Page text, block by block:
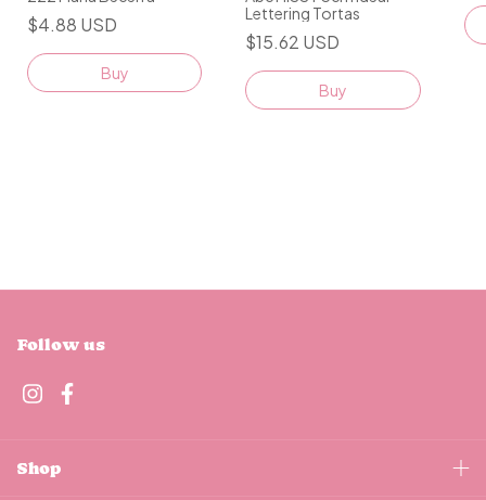
$4.88 USD
Buy
Lettering Tortas
$15.62 USD
Follow us
Shop